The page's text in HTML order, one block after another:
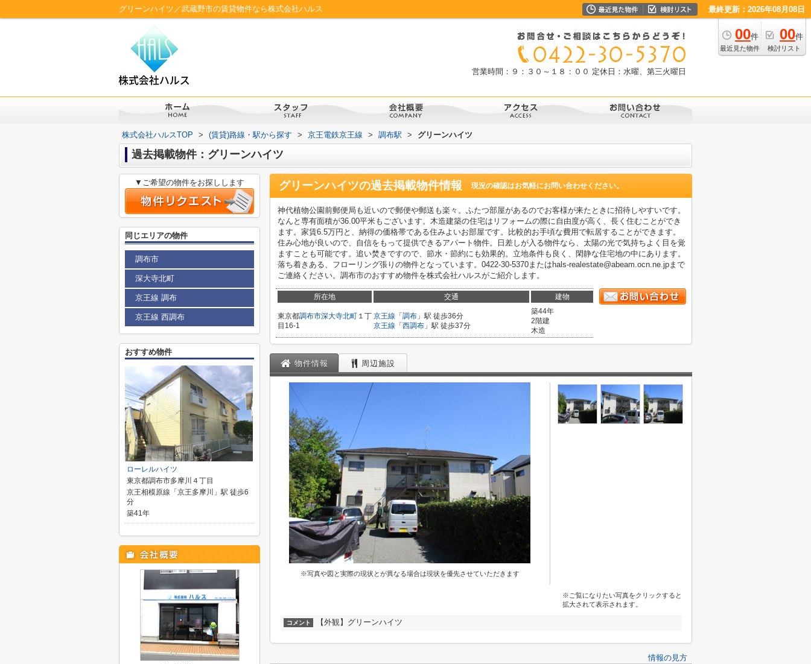
グリーンハイツ／武蔵野市の賃貸物件なら株式会社ハルス 最終更新：2026年08月08日
00件
最近見た物件
00件
検討リスト
営業時間：９：３０～１８：００ 定休日：水曜、第三火曜日
株式会社ハルスTOP > (賃貸)路線・駅から探す > 京王電鉄京王線 > 調布駅 > グリーンハイツ
過去掲載物件：グリーンハイツ
グリーンハイツの過去掲載物件情報 現況の確認はお気軽にお問い合わせください。
神代植物公園前郵便局も近いので郵便や郵送も楽々。ふたつ部屋があるのでお客様が来たときに招待しやすいです。
なんと専有面積が36.00平米もございます。木造建築の住宅はリフォームの際に自由度が高く、長く住むことができ
ます。家賃6.5万円と、納得の価格帯である住みよいお部屋です。比較的お手頃な費用で転居することができます。
住み心地が良いので、自信をもって提供できるアパート物件。日差しが入る物件なら、太陽の光で気持ちよく目を覚
ますことも可能です。追い焚きですので、節水・節約にも効果的。立地条件も良く、閑静な住宅地の中にあります。
落ち着きある、フローリング張りの物件となっています。0422-30-5370またはhals-realestate@abeam.ocn.ne.jpまで
ご連絡ください。調布市のおすすめ物件を株式会社ハルスがご紹介します。
所在地 交通 建物
東京都調布市深大寺北町 １丁
目16-1
京王線 「 調布 」駅 徒歩36分
京王線 「 西調布 」駅 徒歩37分
築44年
2階建
木造
物件情報 周辺施設
※写真や図と実際の現状とが異なる場合は現状を優先させていただきます
※ご覧になりたい写真をクリックすると
拡大されて表示されます。
コメント 【外観】グリーンハイツ
情報の見方
▼ご希望の物件をお探しします
同じエリアの物件
調布市
深大寺北町
京王線 調布
京王線 西調布
おすすめ物件
ローレルハイツ
東京都調布市多摩川４丁目
京王相模原線「京王多摩川」駅 徒歩6
分
築41年